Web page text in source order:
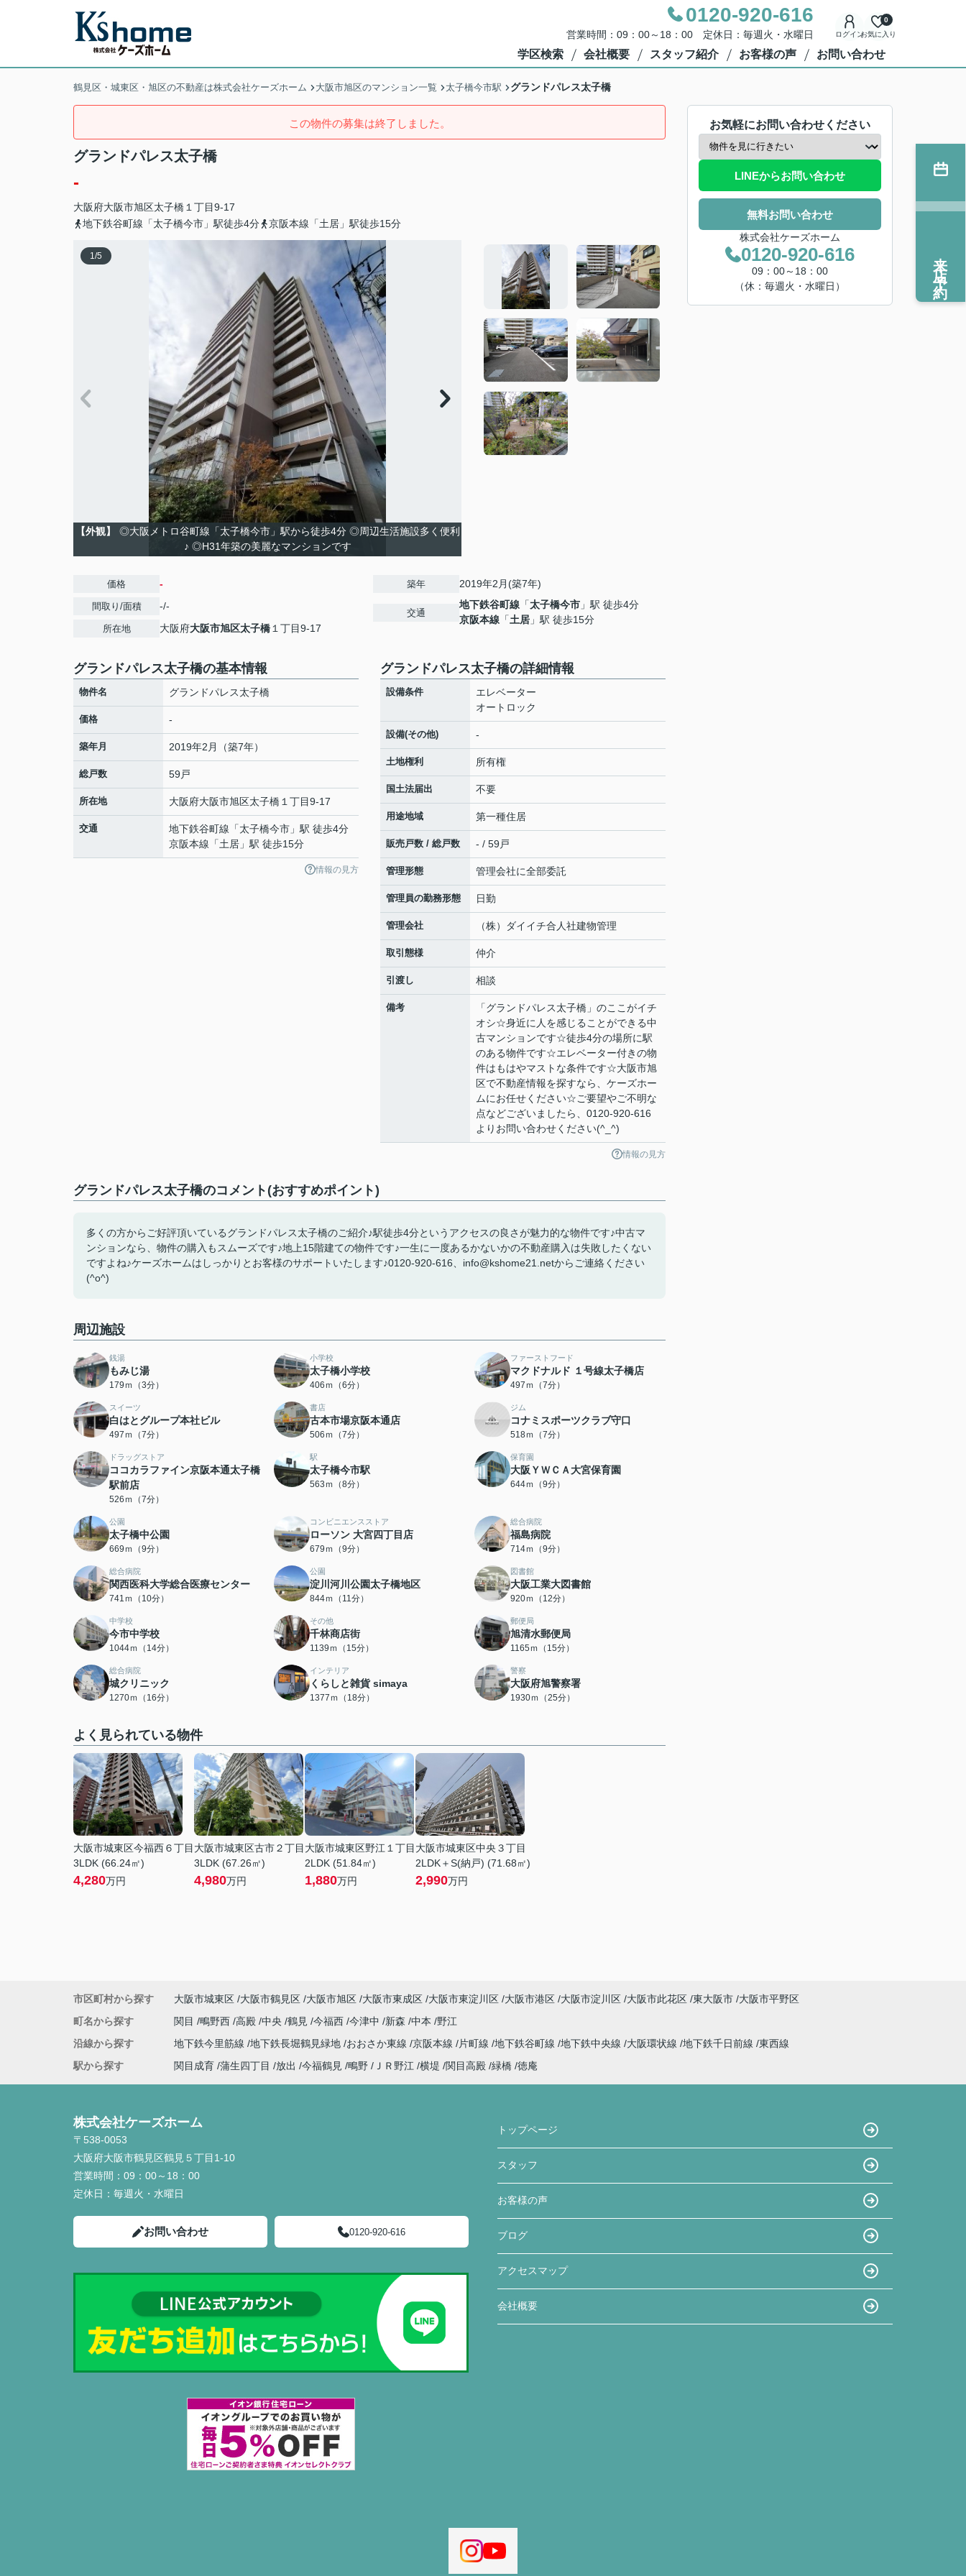
0120-920-616
営業時間：09：00～18：00 定休日：毎週火・水曜日 ログインお気に入り
0
学区検索 会社概要 スタッフ紹介 お客様の声 お問い合わせ
鶴見区・城東区・旭区の不動産は株式会社ケーズホーム 大阪市旭区のマンション一覧 太子橋今市駅 グランドパレス太子橋
この物件の募集は終了しました。
グランドパレス太子橋
-
大阪府大阪市旭区太子橋 １丁目9-17
地下鉄谷町線「太子橋今市」駅徒歩4分
京阪本線「土居」駅徒歩15分
1/5
【外観】
◎大阪メトロ谷町線「太子橋今市」駅から徒歩4分 ◎周辺生活施設多く便利
♪ ◎H31年築の美麗なマンションです
価格 -
間取り/面積 -/-
所在地 大阪府大阪市旭区太子橋 １丁目9-17
築年 2019年2月(築7年)
交通
地下鉄谷町線 「太子橋今市 」駅 徒歩4分
京阪本線 「土居 」駅 徒歩15分
グランドパレス太子橋の基本情報
物件名 グランドパレス太子橋
価格 -
築年月 2019年2月（築7年）
総戸数 59戸
所在地 大阪府大阪市旭区太子橋 １丁目9-17
交通 地下鉄谷町線 「太子橋今市 」駅 徒歩4分
京阪本線 「土居 」駅 徒歩15分
情報の見方
グランドパレス太子橋の詳細情報
設備条件
エレベーター
オートロック
設備(その他) -
土地権利 所有権
国土法届出 不要
用途地域 第一種住居
販売戸数 / 総戸数 - / 59戸
管理形態 管理会社に全部委託
管理員の勤務形態 日勤
管理会社 （株）ダイイチ合人社建物管理
取引態様 仲介
引渡し 相談
備考
「グランドパレス太子橋」のここがイチ
オシ☆身近に人を感じることができる中
古マンションです☆徒歩4分の場所に駅
のある物件です☆エレベーター付きの物
件はもはやマストな条件です☆大阪市旭
区で不動産情報を探すなら、ケーズホー
ムにお任せください☆ご要望やご不明な
点などございましたら、0120-920-616
よりお問い合わせください(^_^)
情報の見方
グランドパレス太子橋のコメント(おすすめポイント)
多くの方からご好評頂いているグランドパレス太子橋のご紹介♪駅徒歩4分というアクセスの良さが魅力的な物件です♪中古マ
ンションなら、物件の購入もスムーズです♪地上15階建ての物件です♪一生に一度あるかないかの不動産購入は失敗したくない
ですよね♪ケーズホームはしっかりとお客様のサポートいたします♪0120-920-616、info@kshome21.netからご連絡ください
(^o^)
周辺施設
銭湯
もみじ湯
179ｍ（3分）
小学校
太子橋小学校
406ｍ（6分）
ファーストフード
マクドナルド １号線太子橋店
497ｍ（7分）
スイーツ
白はとグループ本社ビル
497ｍ（7分）
書店
古本市場京阪本通店
506ｍ（7分）
ジム
コナミスポーツクラブ守口
518ｍ（7分）
ドラッグストア
ココカラファイン京阪本通太子橋
駅前店
526ｍ（7分）
駅
太子橋今市駅
563ｍ（8分）
保育園
大阪ＹＷＣＡ大宮保育園
644ｍ（9分）
公園
太子橋中公園
669ｍ（9分）
コンビニエンスストア
ローソン 大宮四丁目店
679ｍ（9分）
総合病院
福島病院
714ｍ（9分）
総合病院
関西医科大学総合医療センター
741ｍ（10分）
公園
淀川河川公園太子橋地区
844ｍ（11分）
図書館
大阪工業大図書館
920ｍ（12分）
中学校
今市中学校
1044ｍ（14分）
その他
千林商店街
1139ｍ（15分）
郵便局
旭清水郵便局
1165ｍ（15分）
総合病院
城クリニック
1270ｍ（16分）
インテリア
くらしと雑貨 simaya
1377ｍ（18分）
警察
大阪府旭警察署
1930ｍ（25分）
よく見られている物件
大阪市城東区今福西６丁目
3LDK (66.24㎡)
4,280万円
大阪市城東区古市２丁目
3LDK (67.26㎡)
4,980万円
大阪市城東区野江１丁目
2LDK (51.84㎡)
1,880万円
大阪市城東区中央３丁目
2LDK＋S(納戸) (71.68㎡)
2,990万円
お気軽にお問い合わせください
LINEからお問い合わせ
無料お問い合わせ
株式会社ケーズホーム
0120-920-616
09：00～18：00
（休：毎週火・水曜日）
来店予約
市区町村から探す 大阪市城東区 大阪市鶴見区 大阪市旭区 大阪市東成区 大阪市東淀川区 大阪市港区 大阪市淀川区 大阪市此花区 東大阪市 大阪市平野区
町名から探す
関目 鴫野西 高殿 中央 鶴見 今福西 今津中 新森 中本
野江
沿線から探す
地下鉄今里筋線 地下鉄長堀鶴見緑地 おおさか東線 京阪本線 片町線 地下鉄谷町線 地下鉄中央線 大阪環状線 地下鉄千日前線 東西線
駅から探す
関目成育 蒲生四丁目 放出 今福鶴見 鴫野 ＪＲ野江 横堤 関目高殿 緑橋 徳庵
株式会社ケーズホーム
〒538-0053
大阪府大阪市鶴見区鶴見５丁目1-10
営業時間： 09：00～18：00
定休日： 毎週火・水曜日
お問い合わせ 0120-920-616
トップページ
スタッフ
お客様の声
ブログ
アクセスマップ
会社概要